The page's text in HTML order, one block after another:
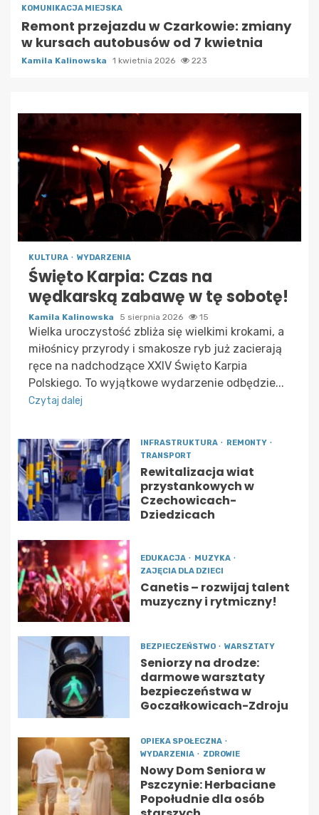
KOMUNIKACJA MIEJSKA
Remont przejazdu w Czarkowie: zmiany
w kursach autobusów od 7 kwietnia
Kamila Kalinowska 1 kwietnia 2026 223
KULTURA WYDARZENIA
Święto Karpia: Czas na
wędkarską zabawę w tę sobotę!
Kamila Kalinowska 5 sierpnia 2026 15
Wielka uroczystość zbliża się wielkimi krokami, a
miłośnicy przyrody i smakosze ryb już zacierają
ręce na nadchodzące XXIV Święto Karpia
Polskiego. To wyjątkowe wydarzenie odbędzie...
Czytaj dalej
INFRASTRUKTURA
REMONTY
TRANSPORT
Rewitalizacja wiat
przystankowych w
Czechowicach-
Dziedzicach
EDUKACJA
MUZYKA
ZAJĘCIA DLA DZIECI
Canetis – rozwijaj talent
muzyczny i rytmiczny!
BEZPIECZEŃSTWO WARSZTATY
Seniorzy na drodze:
darmowe warsztaty
bezpieczeństwa w
Goczałkowicach-Zdroju
OPIEKA SPOŁECZNA
WYDARZENIA
ZDROWIE
Nowy Dom Seniora w
Pszczynie: Herbaciane
Popołudnie dla osób